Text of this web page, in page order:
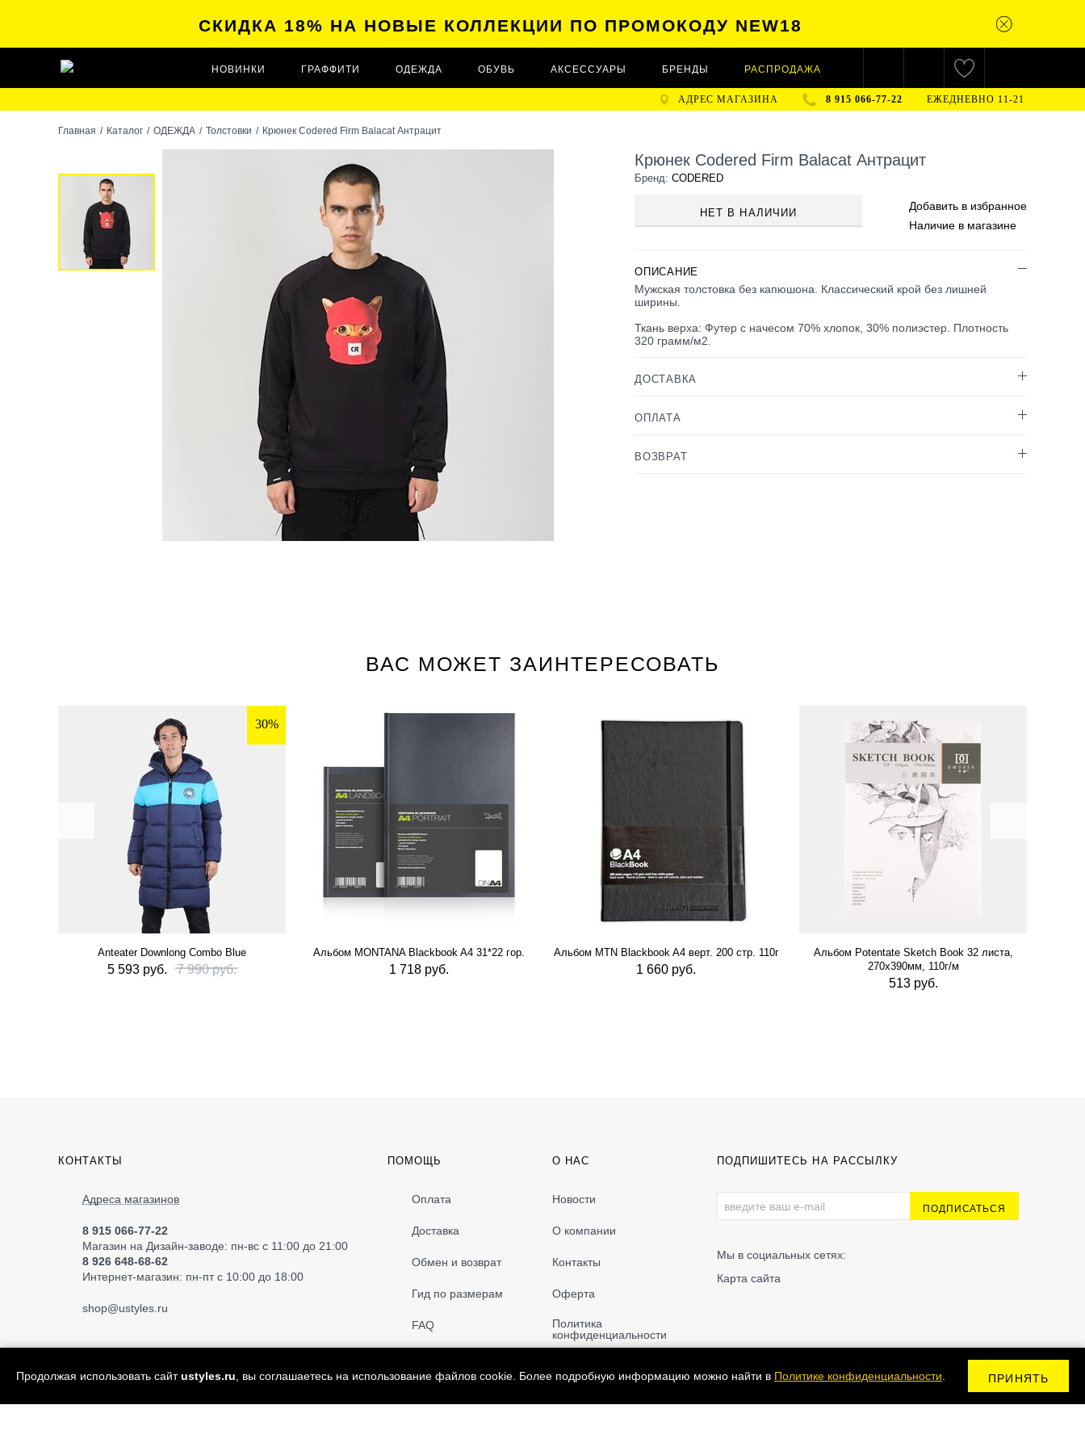
СКИДКА 18% НА НОВЫЕ КОЛЛЕКЦИИ ПО ПРОМОКОДУ NEW18
АДРЕС МАГАЗИНА 8 915 066-77-22 ЕЖЕДНЕВНО 11-21
НОВИНКИ ГРАФФИТИ ОДЕЖДА ОБУВЬ АКСЕССУАРЫ БРЕНДЫ РАСПРОДАЖА
Главная / Каталог / ОДЕЖДА / Толстовки / Крюнек Codered Firm Balacat Антрацит
Крюнек Codered Firm Balacat Антрацит
Бренд: CODERED
НЕТ В НАЛИЧИИ
Добавить в избранное
Наличие в магазине
ОПИСАНИЕ
Мужская толстовка без капюшона. Классический крой без лишней
ширины.
Ткань верха: Футер с начесом 70% хлопок, 30% полиэстер. Плотность
320 грамм/м2.
ДОСТАВКА
ОПЛАТА
ВОЗВРАТ
ВАС МОЖЕТ ЗАИНТЕРЕСОВАТЬ
30%
Anteater Downlong Combo Blue
5 593 руб. 7 990 руб.
Альбом MONTANA Blackbook A4 31*22 гор.
1 718 руб.
Альбом MTN Blackbook A4 верт. 200 стр. 110г
1 660 руб.
Альбом Potentate Sketch Book 32 листа,
270х390мм, 110г/м
513 руб.
КОНТАКТЫ
Адреса магазинов
8 915 066-77-22
Магазин на Дизайн-заводе: пн-вс с 11:00 до 21:00
8 926 648-68-62
Интернет-магазин: пн-пт с 10:00 до 18:00
shop@ustyles.ru
ПОМОЩЬ
Оплата
Доставка
Обмен и возврат
Гид по размерам
FAQ
О НАС
Новости
О компании
Контакты
Оферта
Политика
конфиденциальности
ПОДПИШИТЕСЬ НА РАССЫЛКУ
Мы в социальных сетях:
Карта сайта
© 2004—2026 «Ustyles» ИП Акимов А.Е. Сделано в Kodix
Продолжая использовать сайтustyles.ru , вы соглашаетесь на использование файлов cookie. Более подробную информацию можно найти в Политике конфиденциальности ПРИНЯТЬ